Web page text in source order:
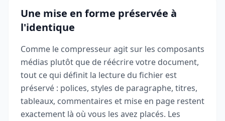
Une mise en forme préservée à
l'identique
Comme le compresseur agit sur les composants
médias plutôt que de réécrire votre document,
tout ce qui définit la lecture du fichier est
préservé : polices, styles de paragraphe, titres,
tableaux, commentaires et mise en page restent
exactement là où vous les avez placés. Les